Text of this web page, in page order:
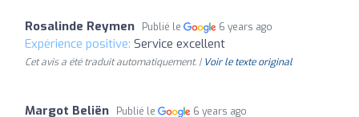
Rosalinde Reymen Publié le 6 years ago
Expérience positive: Service excellent
Cet avis a été traduit automatiquement. | Voir le texte original
Margot Beliën Publié le 6 years ago